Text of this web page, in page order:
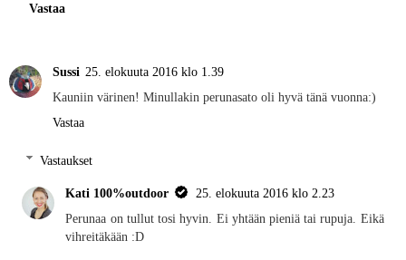
Vastaa
Sussi 25. elokuuta 2016 klo 1.39
Kauniin värinen! Minullakin perunasato oli hyvä tänä vuonna:)
Vastaa
Vastaukset
Kati 100%outdoor
25. elokuuta 2016 klo 2.23
Perunaa on tullut tosi hyvin. Ei yhtään pieniä tai rupuja. Eikä
vihreitäkään :D